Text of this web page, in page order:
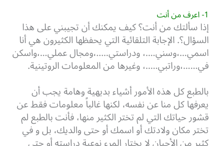
1- اعرف من أنت
إذا سألتك من أنت؟ كيف يمكنك أن تجيبني على هذا
السؤال؟. الإجابة التلقائية التي يحفظها الكثيرون هي أنا
اسمي…،وسني….، ودراستي…..،ومجال عملي…،واسكن
في……،وراتبي…..، وغيرها من المعلومات الروتينية.
بالطبع كل هذه الأمور أشياء بديهية وهامة يجب أن
يعرفها كل منا عن نفسه، لكنها غالباً معلومات فقط عن
قشور حياتك التي لم تختر الكثير منها، فأنت بالطبع لم
تختر مكان ولادتك أو اسمك أو حتى والديك، بل و في